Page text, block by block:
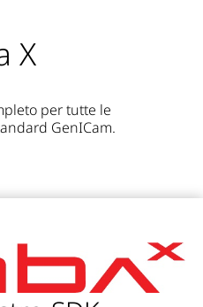
X
per tutte le
GenICam.